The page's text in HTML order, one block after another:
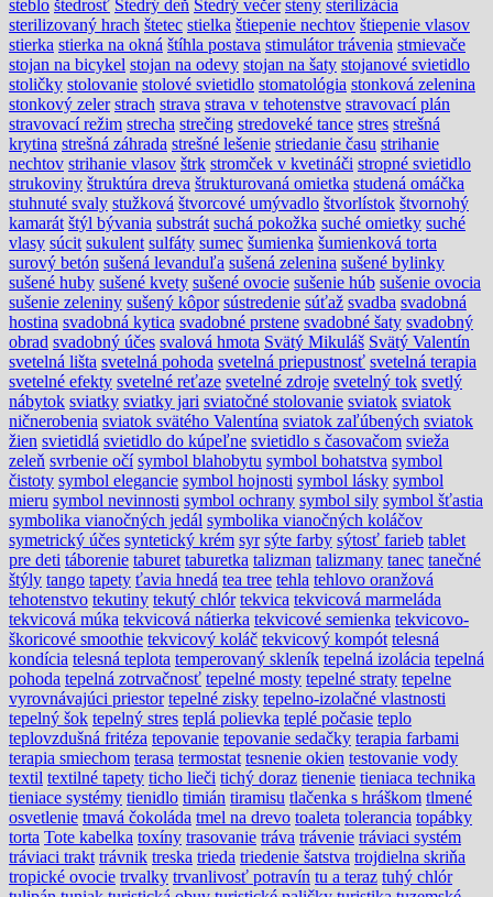
steblo štedrosť Štedrý deň Štedrý večer steny sterilizácia
sterilizovaný hrach štetec stielka štiepenie nechtov štiepenie vlasov
stierka stierka na okná štíhla postava stimulátor trávenia stmievače
stojan na bicykel stojan na odevy stojan na šaty stojanové svietidlo
stoličky stolovanie stolové svietidlo stomatológia stonková zelenina
stonkový zeler strach strava strava v tehotenstve stravovací plán
stravovací režim strecha strečing stredoveké tance stres strešná
krytina strešná záhrada strešné lešenie striedanie času strihanie
nechtov strihanie vlasov štrk stromček v kvetináči stropné svietidlo
strukoviny štruktúra dreva štrukturovaná omietka studená omáčka
stuhnuté svaly stužková štvorcové umývadlo štvorlístok štvornohý
kamarát štýl bývania substrát suchá pokožka suché omietky suché
vlasy súcit sukulent sulfáty sumec šumienka šumienková torta
surový betón sušená levanduľa sušená zelenina sušené bylinky
sušené huby sušené kvety sušené ovocie sušenie húb sušenie ovocia
sušenie zeleniny sušený kôpor sústredenie súťaž svadba svadobná
hostina svadobná kytica svadobné prstene svadobné šaty svadobný
obrad svadobný účes svalová hmota Svätý Mikuláš Svätý Valentín
svetelná lišta svetelná pohoda svetelná priepustnosť svetelná terapia
svetelné efekty svetelné reťaze svetelné zdroje svetelný tok svetlý
nábytok sviatky sviatky jari sviatočné stolovanie sviatok sviatok
ničnerobenia sviatok svätého Valentína sviatok zaľúbených sviatok
žien svietidlá svietidlo do kúpeľne svietidlo s časovačom svieža
zeleň svrbenie očí symbol blahobytu symbol bohatstva symbol
čistoty symbol elegancie symbol hojnosti symbol lásky symbol
mieru symbol nevinnosti symbol ochrany symbol sily symbol šťastia
symbolika vianočných jedál symbolika vianočných koláčov
symetrický účes syntetický krém syr sýte farby sýtosť farieb tablet
pre deti táborenie taburet taburetka talizman talizmany tanec tanečné
štýly tango tapety ťavia hnedá tea tree tehla tehlovo oranžová
tehotenstvo tekutiny tekutý chlór tekvica tekvicová marmeláda
tekvicová múka tekvicová nátierka tekvicové semienka tekvicovo-
škoricové smoothie tekvicový koláč tekvicový kompót telesná
kondícia telesná teplota temperovaný skleník tepelná izolácia tepelná
pohoda tepelná zotrvačnosť tepelné mosty tepelné straty tepelne
vyrovnávajúci priestor tepelné zisky tepelno-izolačné vlastnosti
tepelný šok tepelný stres teplá polievka teplé počasie teplo
teplovzdušná fritéza tepovanie tepovanie sedačky terapia farbami
terapia smiechom terasa termostat tesnenie okien testovanie vody
textil textilné tapety ticho lieči tichý doraz tienenie tieniaca technika
tieniace systémy tienidlo timián tiramisu tlačenka s hráškom tlmené
osvetlenie tmavá čokoláda tmel na drevo toaleta tolerancia topábky
torta Tote kabelka toxíny trasovanie tráva trávenie tráviaci systém
tráviaci trakt trávnik treska trieda triedenie šatstva trojdielna skriňa
tropické ovocie trvalky trvanlivosť potravín tu a teraz tuhý chlór